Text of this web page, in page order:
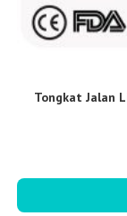
Tongkat Jalan